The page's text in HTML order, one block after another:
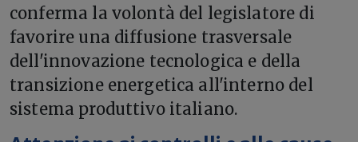
conferma la volontà del legislatore di
favorire una diffusione trasversale
dell'innovazione tecnologica e della
transizione energetica all'interno del
sistema produttivo italiano.